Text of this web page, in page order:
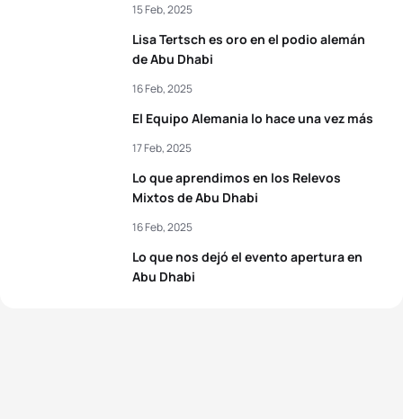
Lisa Tertsch es oro en el podio alemán
de Abu Dhabi
15 Feb, 2025
El Equipo Alemania lo hace una vez más
16 Feb, 2025
Lo que aprendimos en los Relevos
Mixtos de Abu Dhabi
17 Feb, 2025
Lo que nos dejó el evento apertura en
Abu Dhabi
16 Feb, 2025